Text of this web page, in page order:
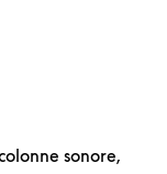
sonore,